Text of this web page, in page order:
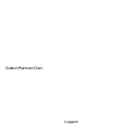
Galleri-Ramram Dam
Logga in